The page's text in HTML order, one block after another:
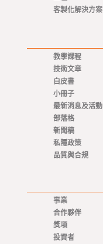
客製化解決方案
教學課程
技術文章
白皮書
小冊子
最新消息及活動
部落格
新聞稿
私隱政策
品質與合規
事業
合作夥伴
獎項
投資者